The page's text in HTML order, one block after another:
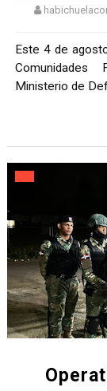
Este 4 de
Comunidades
Ministerio de